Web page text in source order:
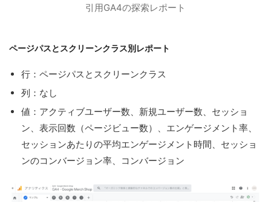
引用GA4の探索レポート
ページパスとスクリーンクラス別レポート
行：ページパスとスクリーンクラス
列：なし
値：アクティブユーザー数、新規ユーザー数、セッショ
ン、表示回数（ページビュー数）、エンゲージメント率、
セッションあたりの平均エンゲージメント時間、セッショ
ンのコンバージョン率、コンバージョン